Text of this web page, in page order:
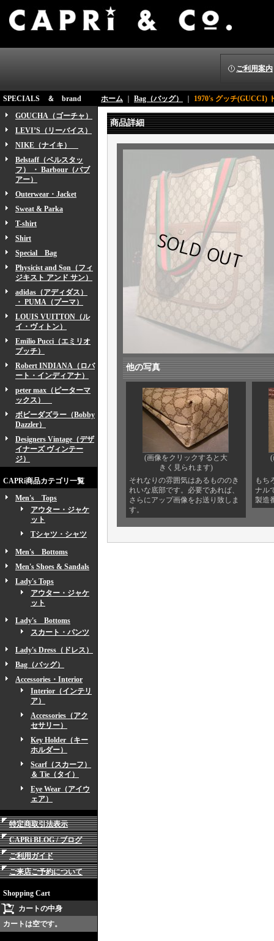
ご利用案内
SPECIALS ＆ brand
GOUCHA（ゴーチャ）
LEVI’S（リーバイス）
NIKE（ナイキ）
Belstaff（ベルスタッ
フ） ・ Barbour（バブ
アー）
Outerwear・Jacket
Sweat & Parka
T-shirt
Shirt
Special Bag
Physicist and Son（フィ
ジキスト アンド サン）
adidas（アディダス）
・ PUMA（プーマ）
LOUIS VUITTON（ル
イ・ヴィトン）
Emilio Pucci（エミリオ
プッチ）
Robert INDIANA（ロバ
ート・インディアナ）
peter max（ピーターマ
ックス）
ボビーダズラー（Bobby
Dazzler）
Designers Vintage（デザ
イナーズ ヴィンテー
ジ）
CAPRi商品カテゴリ一覧
Men's Tops
アウター・ジャケ
ット
Tシャツ・シャツ
Men's Bottoms
Men's Shoes & Sandals
Lady's Tops
アウター・ジャケ
ット
Lady's Bottoms
スカート・パンツ
Lady's Dress（ドレス）
Bag（バッグ）
Accessories・Interior
Interior（インテリ
ア）
Accessories（アク
セサリー）
Key Holder（キー
ホルダー）
Scarf（スカーフ）
＆ Tie（タイ）
Eye Wear（アイウ
ェア）
特定商取引法表示
CAPRi BLOG / ブログ
ご利用ガイド
ご来店ご予約について
Shopping Cart
カートの中身
カートは空です。
ホーム Bag（バッグ） 1970's グッチ(GUCCI)
商品詳細
他の写真
(画像をクリックすると大
きく見られます)
それなりの雰囲気はあるもののき
れいな底部です。必要であれば、
さらにアップ画像をお送り致しま
す。
(
もち
ナル
製造